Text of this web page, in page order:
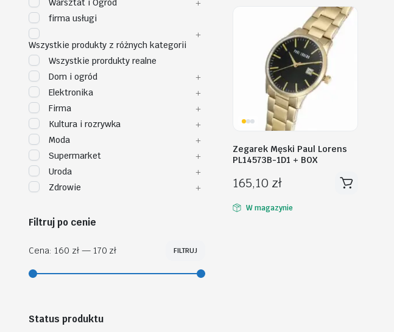
Zegarek Męski Paul Lorens
PL14573B-1D1 + BOX
165,10 zł
W magazynie
Warsztat i Ogród
firma usługi
Wszystkie produkty z różnych kategorii
Wszystkie prordukty realne
Dom i ogród
Elektronika
Firma
Kultura i rozrywka
Moda
Supermarket
Uroda
Zdrowie
Filtruj po cenie
FILTRUJ
Cena: 160 zł— 170 zł
Status produktu